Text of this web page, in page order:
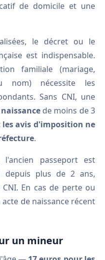
de domicile et une
le décret ou le
est indispensable.
familiale (mariage,
nom) nécessite les
Sans CNI, une
de moins de 3
les avis d'imposition ne
.
l'ancien passeport est
depuis plus de 2 ans,
En cas de perte ou
de naissance récent
un mineur